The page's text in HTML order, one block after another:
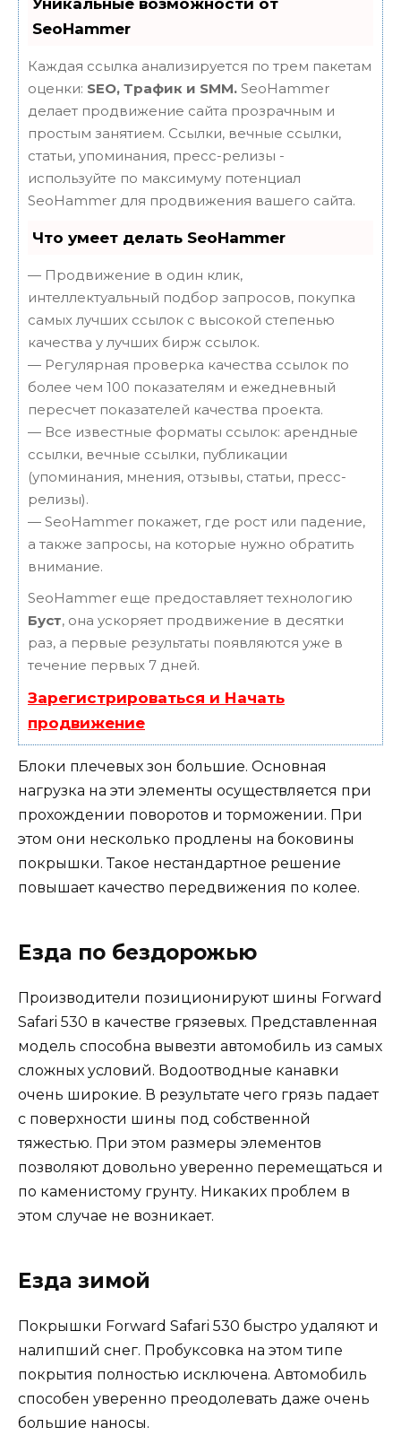
Уникальные возможности от
SeoHammer
Каждая ссылка анализируется по трем пакетам
оценки: SEO, Трафик и SMM. SeoHammer
делает продвижение сайта прозрачным и
простым занятием. Ссылки, вечные ссылки,
статьи, упоминания, пресс-релизы -
используйте по максимуму потенциал
SeoHammer для продвижения вашего сайта.
Что умеет делать SeoHammer
— Продвижение в один клик,
интеллектуальный подбор запросов, покупка
самых лучших ссылок с высокой степенью
качества у лучших бирж ссылок.
— Регулярная проверка качества ссылок по
более чем 100 показателям и ежедневный
пересчет показателей качества проекта.
— Все известные форматы ссылок: арендные
ссылки, вечные ссылки, публикации
(упоминания, мнения, отзывы, статьи, пресс-
релизы).
— SeoHammer покажет, где рост или падение,
а также запросы, на которые нужно обратить
внимание.
SeoHammer еще предоставляет технологию
Буст, она ускоряет продвижение в десятки
раз, а первые результаты появляются уже в
течение первых 7 дней.
Зарегистрироваться и Начать
продвижение
Блоки плечевых зон большие. Основная
нагрузка на эти элементы осуществляется при
прохождении поворотов и торможении. При
этом они несколько продлены на боковины
покрышки. Такое нестандартное решение
повышает качество передвижения по колее.
Езда по бездорожью
Производители позиционируют шины Forward
Safari 530 в качестве грязевых. Представленная
модель способна вывезти автомобиль из самых
сложных условий. Водоотводные канавки
очень широкие. В результате чего грязь падает
с поверхности шины под собственной
тяжестью. При этом размеры элементов
позволяют довольно уверенно перемещаться и
по каменистому грунту. Никаких проблем в
этом случае не возникает.
Езда зимой
Покрышки Forward Safari 530 быстро удаляют и
налипший снег. Пробуксовка на этом типе
покрытия полностью исключена. Автомобиль
способен уверенно преодолевать даже очень
большие наносы.